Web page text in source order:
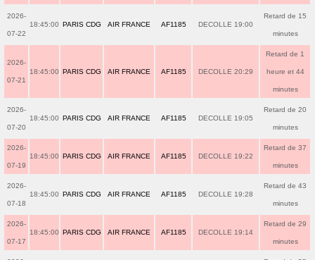
2026-
07-22
18:45:00 PARIS CDG AIR FRANCE AF1185 DECOLLE 19:00
Retard de 15
minutes
2026-
07-21
18:45:00 PARIS CDG AIR FRANCE AF1185 DECOLLE 20:29
Retard de 1
heure et 44
minutes
2026-
07-20
18:45:00 PARIS CDG AIR FRANCE AF1185 DECOLLE 19:05
Retard de 20
minutes
2026-
07-19
18:45:00 PARIS CDG AIR FRANCE AF1185 DECOLLE 19:22
Retard de 37
minutes
2026-
07-18
18:45:00 PARIS CDG AIR FRANCE AF1185 DECOLLE 19:28
Retard de 43
minutes
2026-
07-17
18:45:00 PARIS CDG AIR FRANCE AF1185 DECOLLE 19:14
Retard de 29
minutes